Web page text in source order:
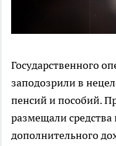
Государственного
заподозрили в
пенсий и пособий.
размещали средства
дополнительного